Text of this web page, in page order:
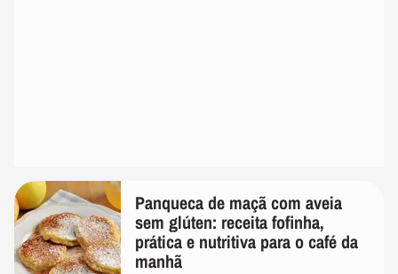
Panqueca de maçã com aveia
sem glúten: receita fofinha,
prática e nutritiva para o café da
manhã